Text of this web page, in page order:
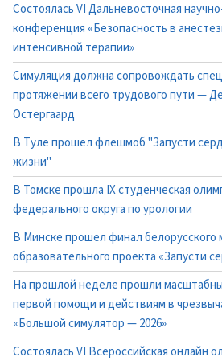
Состоялась VI Дальневосточная
конференция «Безопасность в
интенсивной терапии»
Симуляция должна сопровождать
протяжении всего трудового пути —
Остергаард
В Туле прошел флешмоб "Запусти
жизни"
В Томске прошла IX студенческая
федерального округа по урологии
В Минске прошел финал белорусского
образовательного проекта «Запусти
На прошлой неделе прошли
первой помощи и действиям в
«Большой симулятор — 2026»
Состоялась VI Всероссийская онлайн